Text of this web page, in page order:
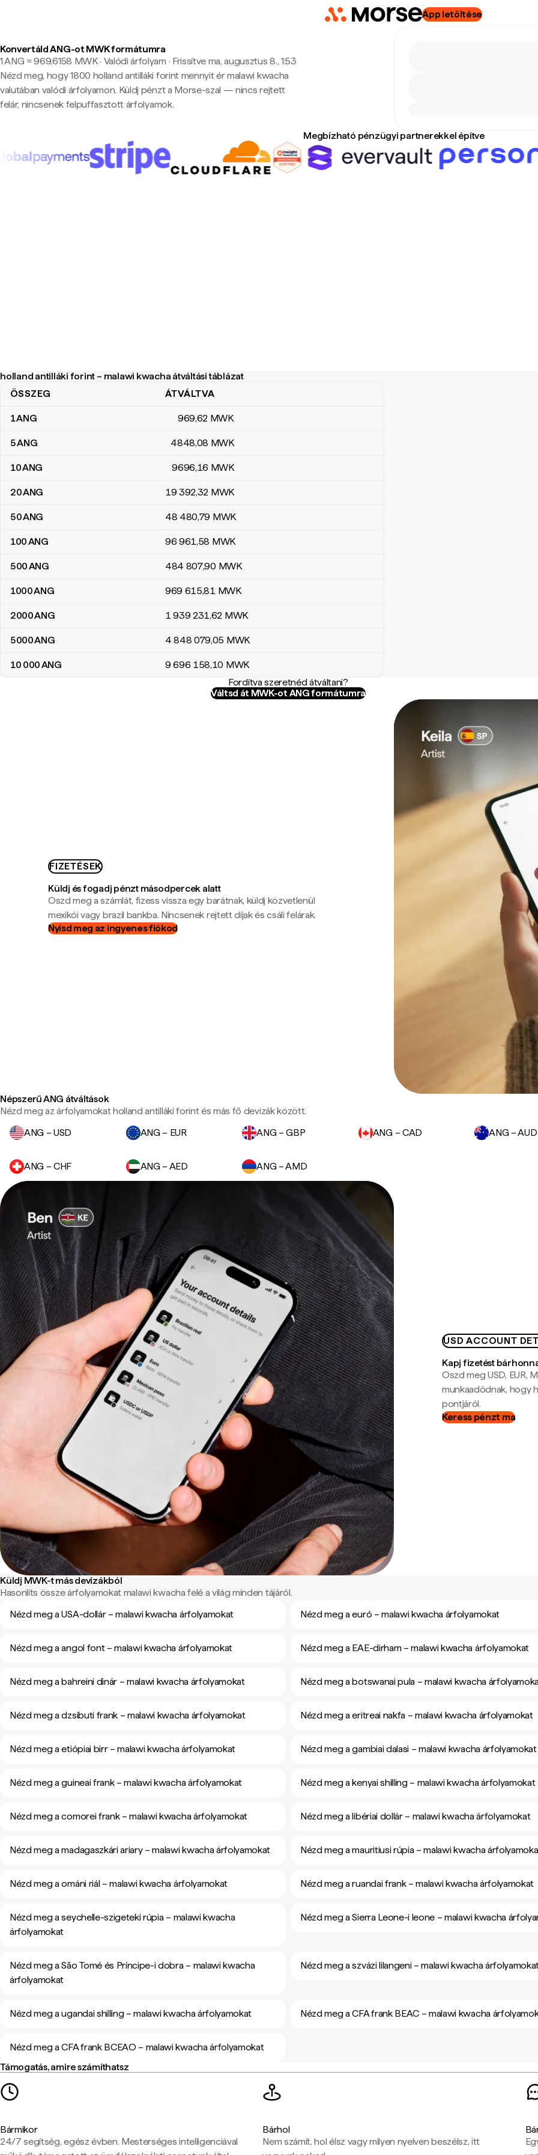
App letöltése
Konvertáld ANG-ot MWK formátumra
1 ANG ≈ 969,6158 MWK · Valódi árfolyam · Frissítve ma, augusztus 8., 1:53
Nézd meg, hogy 1800 holland antilláki forint mennyit ér malawi kwacha
valutában valódi árfolyamon. Küldj pénzt a Morse-szal — nincs rejtett
felár, nincsenek felpuffasztott árfolyamok.
Megbízható pénzügyi partnerekkel építve
holland antilláki forint – malawi kwacha átváltási táblázat
holland antilláki forint – malawi kwacha átváltási táblázat
ÖSSZEG ÁTVÁLTVA
1ANG 969,62 MWK
5ANG 4848,08 MWK
10ANG 9696,16 MWK
20ANG 19 392,32 MWK
50ANG 48 480,79 MWK
100ANG 96 961,58 MWK
500ANG 484 807,90 MWK
1000ANG 969 615,81 MWK
2000ANG 1 939 231,62 MWK
5000ANG 4 848 079,05 MWK
10 000ANG 9 696 158,10 MWK
Fordítva szeretnéd átváltani?
Váltsd át MWK-ot ANG formátumra
FIZETÉSEK
Küldj és fogadj pénzt másodpercek alatt
Oszd meg a számlát, fizess vissza egy barátnak, küldj közvetlenül
mexikói vagy brazil bankba. Nincsenek rejtett díjak és csáli felárak.
Nyisd meg az ingyenes fiókod
Népszerű ANG átváltások
Nézd meg az árfolyamokat holland antilláki forint és más fő devizák között.
ANG – USD
ANG – EUR ANG – GBP ANG – CAD ANG – AUD
ANG – CHF ANG – AED ANG – AMD
USD ACCOUNT
Kapj fizetést
Oszd meg USD, EUR,
munkaadódnak, hogy
pontjáról.
Keress pénzt ma
Küldj MWK-t más devizákból
Hasonlíts össze árfolyamokat malawi kwacha felé a világ minden tájáról.
Nézd meg a USA-dollár – malawi kwacha árfolyamokat
Nézd meg a euró – malawi kwacha árfolyamokat
Nézd meg a angol font – malawi kwacha árfolyamokat Nézd meg a EAE-dirham – malawi kwacha árfolyamokat
Nézd meg a bahreini dinár – malawi kwacha árfolyamokat Nézd meg a botswanai pula – malawi kwacha
Nézd meg a dzsibuti frank – malawi kwacha árfolyamokat Nézd meg a eritreai nakfa – malawi kwacha árfolyamokat
Nézd meg a etiópiai birr – malawi kwacha árfolyamokat Nézd meg a gambiai dalasi – malawi kwacha árfolyamokat
Nézd meg a guineai frank – malawi kwacha árfolyamokat Nézd meg a kenyai shilling – malawi kwacha árfolyamokat
Nézd meg a comorei frank – malawi kwacha árfolyamokat Nézd meg a libériai dollár – malawi kwacha árfolyamokat
Nézd meg a madagaszkári ariary – malawi kwacha árfolyamokat Nézd meg a mauritiusi rúpia – malawi kwacha
Nézd meg a ománi riál – malawi kwacha árfolyamokat Nézd meg a ruandai frank – malawi kwacha árfolyamokat
Nézd meg a seychelle-szigeteki rúpia – malawi kwacha
árfolyamokat
Nézd meg a Sierra Leone-i leone – malawi kwacha
Nézd meg a São Tomé és Príncipe-i dobra – malawi kwacha
árfolyamokat
Nézd meg a szvázi lilangeni – malawi kwacha
Nézd meg a ugandai shilling – malawi kwacha árfolyamokat Nézd meg a CFA frank BEAC – malawi kwacha
Nézd meg a CFA frank BCEAO – malawi kwacha árfolyamokat
Támogatás, amire számíthatsz
Bármikor
24/7 segítség, egész évben. Mesterséges intelligenciával
Bárhol
Nem számít, hol élsz vagy milyen nyelven beszélsz, itt